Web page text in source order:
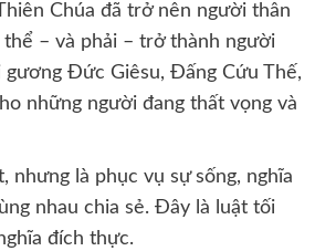
Chúa đã trở nên người thân
– và phải – trở thành người
Đức Giêsu, Đấng Cứu Thế,
những người đang thất vọng và
nhưng là phục vụ sự sống, nghĩa
nhau chia sẻ. Đây là luật tối
đích thực.